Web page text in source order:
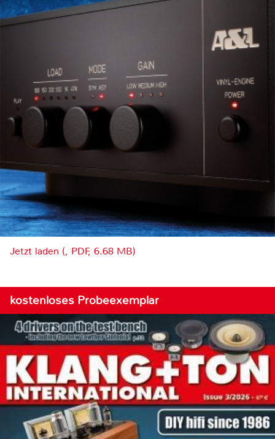
Jetzt laden (, PDF, 6.68 MB)
kostenloses Probeexemplar